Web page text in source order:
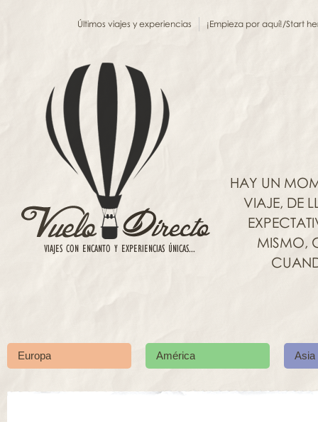
Últimos viajes y experiencias ¡Empieza por aquí!/Start
HAY UN
VIAJE, DE
MISMO,
Europa América Asia